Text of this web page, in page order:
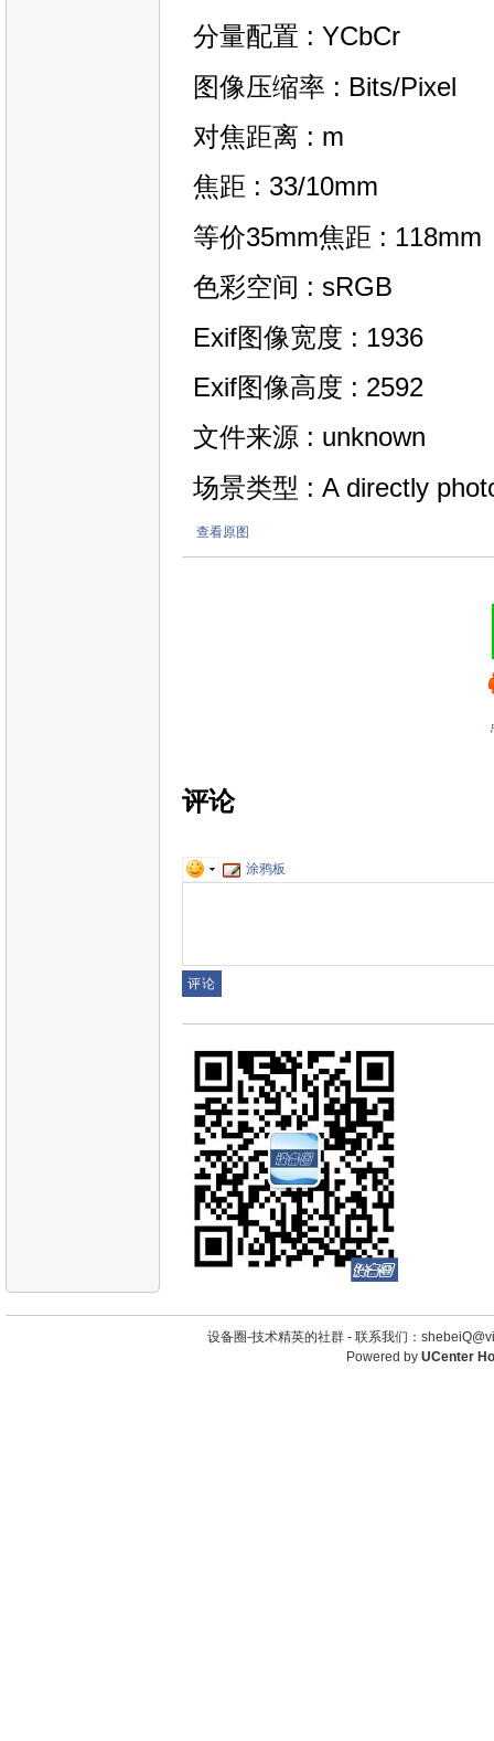
分量配置 : YCbCr
图像压缩率 : Bits/Pixel
对焦距离 : m
焦距 : 33/10mm
等价35mm焦距 : 118mm
色彩空间 : sRGB
Exif图像宽度 : 1936
Exif图像高度 : 2592
文件来源 : unknown
场景类型 : A directly
查看原图
评论
涂鸦板
设备圈-技术精英的社群 - 联系我们：
Powered by UCenter